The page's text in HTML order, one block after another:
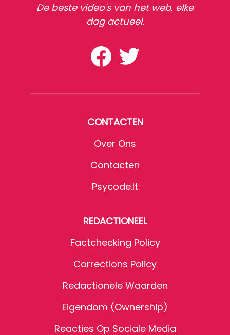
De beste video's van het web, elke
dag actueel.
CONTACTEN
Over Ons
Contacten
Psycode.it
REDACTIONEEL
Factchecking Policy
Corrections Policy
Redactionele Waarden
Eigendom (Ownership)
Reacties Op Sociale Media